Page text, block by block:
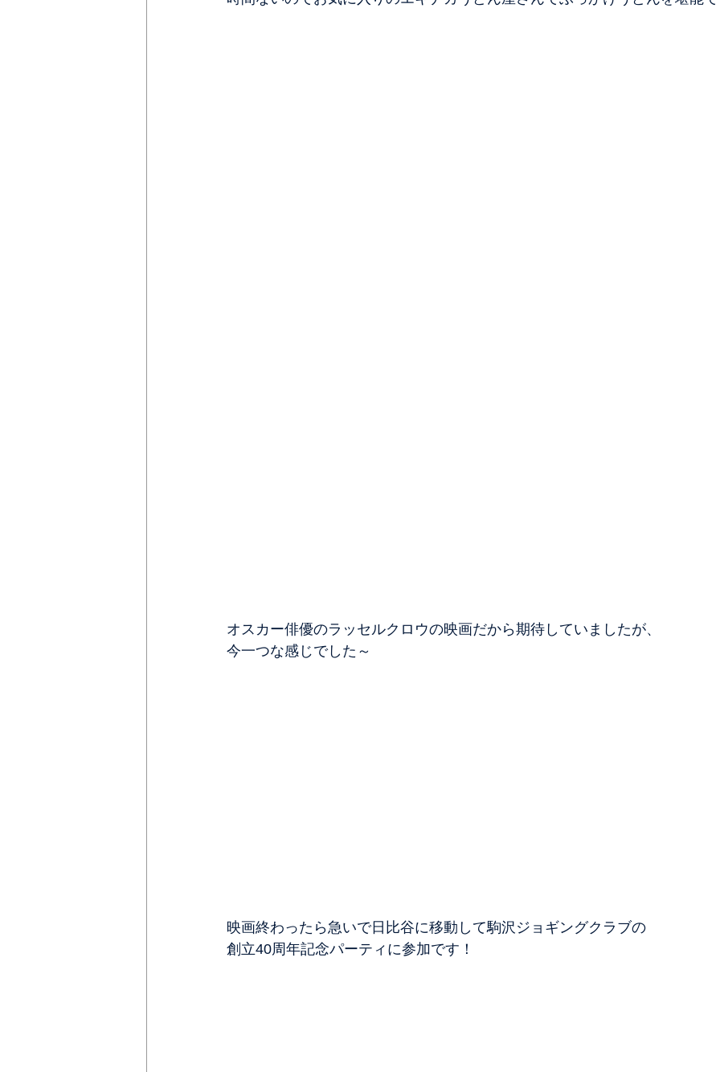
オスカー俳優のラッセルクロウの映画だから期待していましたが、
今一つな感じでした～
映画終わったら急いで日比谷に移動して駒沢ジョギングクラブの
創立40周年記念パーティに参加です！